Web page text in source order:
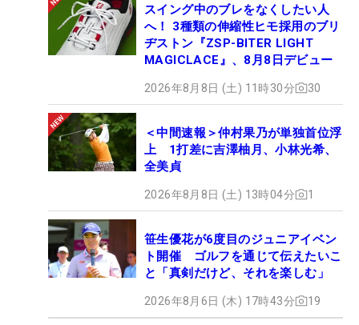
スイング中のブレをなくしたい人
へ！ 3種類の伸縮性ヒモ採用のブリ
ヂストン『ZSP-BITER LIGHT
MAGICLACE』、8月8日デビュー
2026年8月8日 (土) 11時30分 30
＜中間速報＞仲村果乃が単独首位浮
上 1打差に吉澤柚月、小林光希、
全美貞
2026年8月8日 (土) 13時04分 1
笹生優花が6度目のジュニアイベン
ト開催 ゴルフを通じて伝えたいこ
と「真剣だけど、それを楽しむ」
2026年8月6日 (木) 17時43分 19